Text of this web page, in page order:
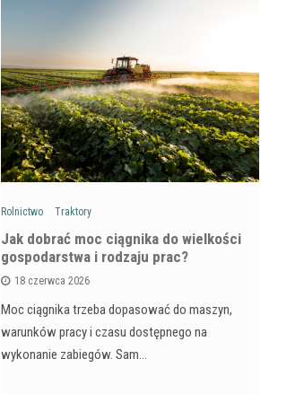
Rolnictwo Traktory
Jak dobrać moc ciągnika do wielkości
gospodarstwa i rodzaju prac?
18 czerwca 2026
Moc ciągnika trzeba dopasować do maszyn,
warunków pracy i czasu dostępnego na
wykonanie zabiegów. Sam…